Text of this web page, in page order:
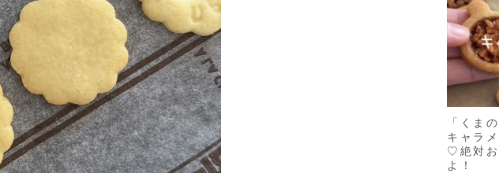
「くま
キャラ
♡絶対お
よ！